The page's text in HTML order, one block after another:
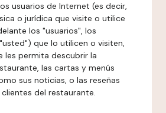
usuarios de Internet (es decir,
o jurídica que visite o utilice
los "usuarios", los
que lo utilicen o visiten,
les permita descubrir la
las cartas y menús
sus noticias, o las reseñas
del restaurante.